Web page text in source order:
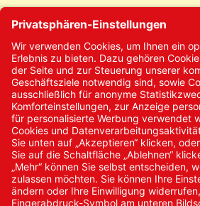
Kontakt
Kontakt/Anfrage
Neukundenanmeldung
Kennwort vergessen
Bestellungen